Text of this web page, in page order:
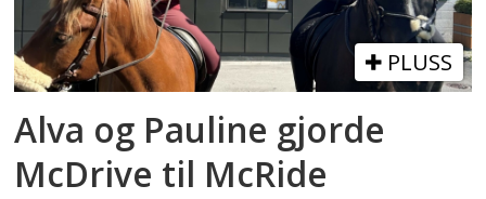
PLUSS
Alva og Pauline gjorde
McDrive til McRide